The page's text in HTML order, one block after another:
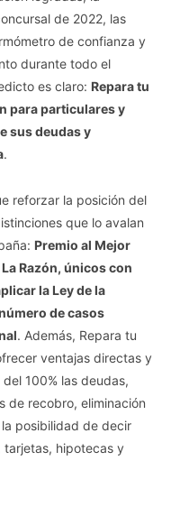
de 2022, las
de confianza y
durante todo el
es claro: Repara tu
para particulares y
sus deudas y
.
reforzar la posición del
que lo avalan
Premio al Mejor
Razón, únicos con
la Ley de la
de casos
. Además, Repara tu
ventajas directas y
100% las deudas,
de recobro, eliminación
posibilidad de decir
hipotecas y